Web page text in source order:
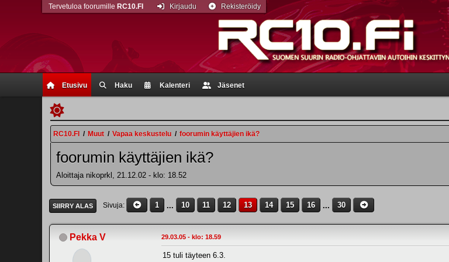
Etusivu Haku Kalenteri Jäsenet
Tervetuloa foorumille RC10.FI Kirjaudu Rekisteröidy
RC10.FI / Muut / Vapaa keskustelu / foorumin käyttäjien ikä?
foorumin käyttäjien ikä?
Aloittaja nikoprkl, 21.12.02 - klo: 18.52
SIIRRY ALAS Sivuja 1 ... 10 11 12 13 14 15 16 ... 30
Pekka V 29.03.05 - klo: 18.59
15 tuli täyteen 6.3.